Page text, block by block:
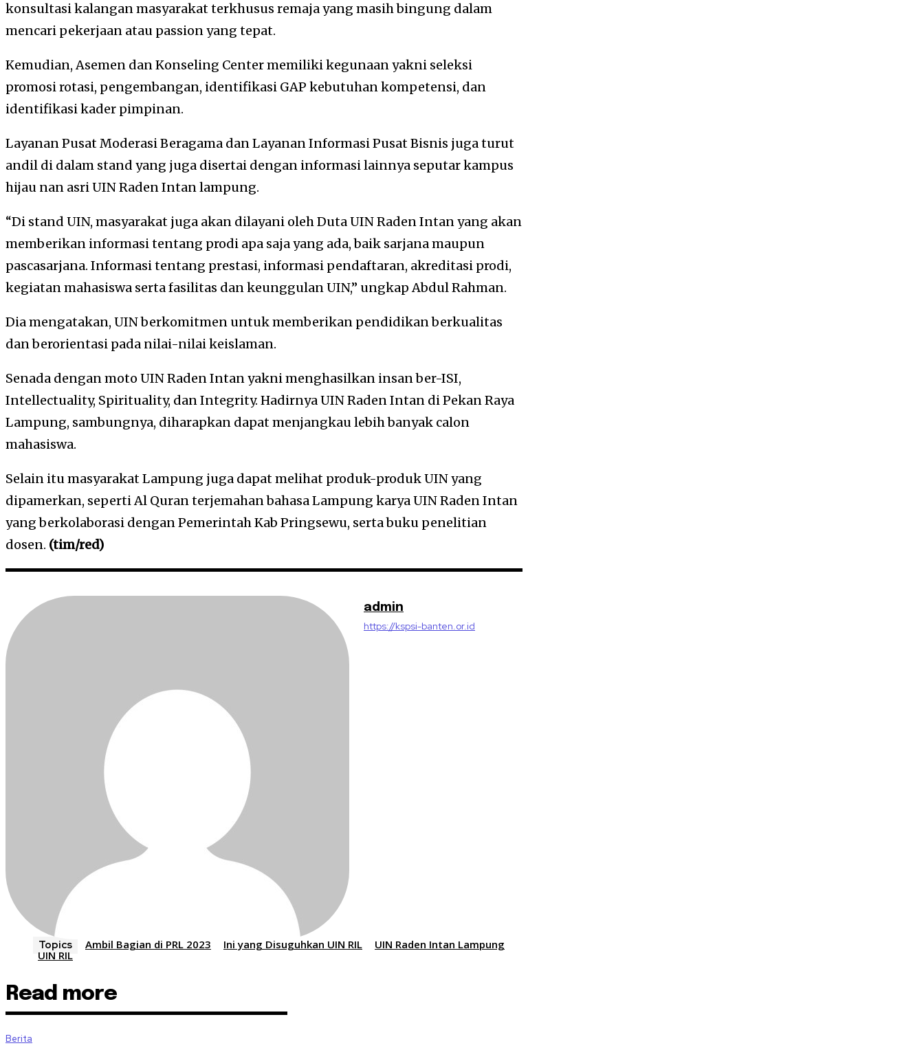
konsultasi kalangan masyarakat terkhusus remaja yang masih bingung dalam
mencari pekerjaan atau passion yang tepat.
Kemudian, Asemen dan Konseling Center memiliki kegunaan yakni seleksi
promosi rotasi, pengembangan, identifikasi GAP kebutuhan kompetensi, dan
identifikasi kader pimpinan.
Layanan Pusat Moderasi Beragama dan Layanan Informasi Pusat Bisnis juga turut
andil di dalam stand yang juga disertai dengan informasi lainnya seputar kampus
hijau nan asri UIN Raden Intan lampung.
“Di stand UIN, masyarakat juga akan dilayani oleh Duta UIN Raden Intan yang akan
memberikan informasi tentang prodi apa saja yang ada, baik sarjana maupun
pascasarjana. Informasi tentang prestasi, informasi pendaftaran, akreditasi prodi,
kegiatan mahasiswa serta fasilitas dan keunggulan UIN,” ungkap Abdul Rahman.
Dia mengatakan, UIN berkomitmen untuk memberikan pendidikan berkualitas
dan berorientasi pada nilai-nilai keislaman.
Senada dengan moto UIN Raden Intan yakni menghasilkan insan ber-ISI,
Intellectuality, Spirituality, dan Integrity. Hadirnya UIN Raden Intan di Pekan Raya
Lampung, sambungnya, diharapkan dapat menjangkau lebih banyak calon
mahasiswa.
Selain itu masyarakat Lampung juga dapat melihat produk-produk UIN yang
dipamerkan, seperti Al Quran terjemahan bahasa Lampung karya UIN Raden Intan
yang berkolaborasi dengan Pemerintah Kab Pringsewu, serta buku penelitian
dosen. (tim/red)
admin
https://kspsi-banten.or.id
Topics Ambil Bagian di PRL 2023 Ini yang Disuguhkan UIN RIL
UIN Raden Intan Lampung
UIN RIL
Read more
Berita